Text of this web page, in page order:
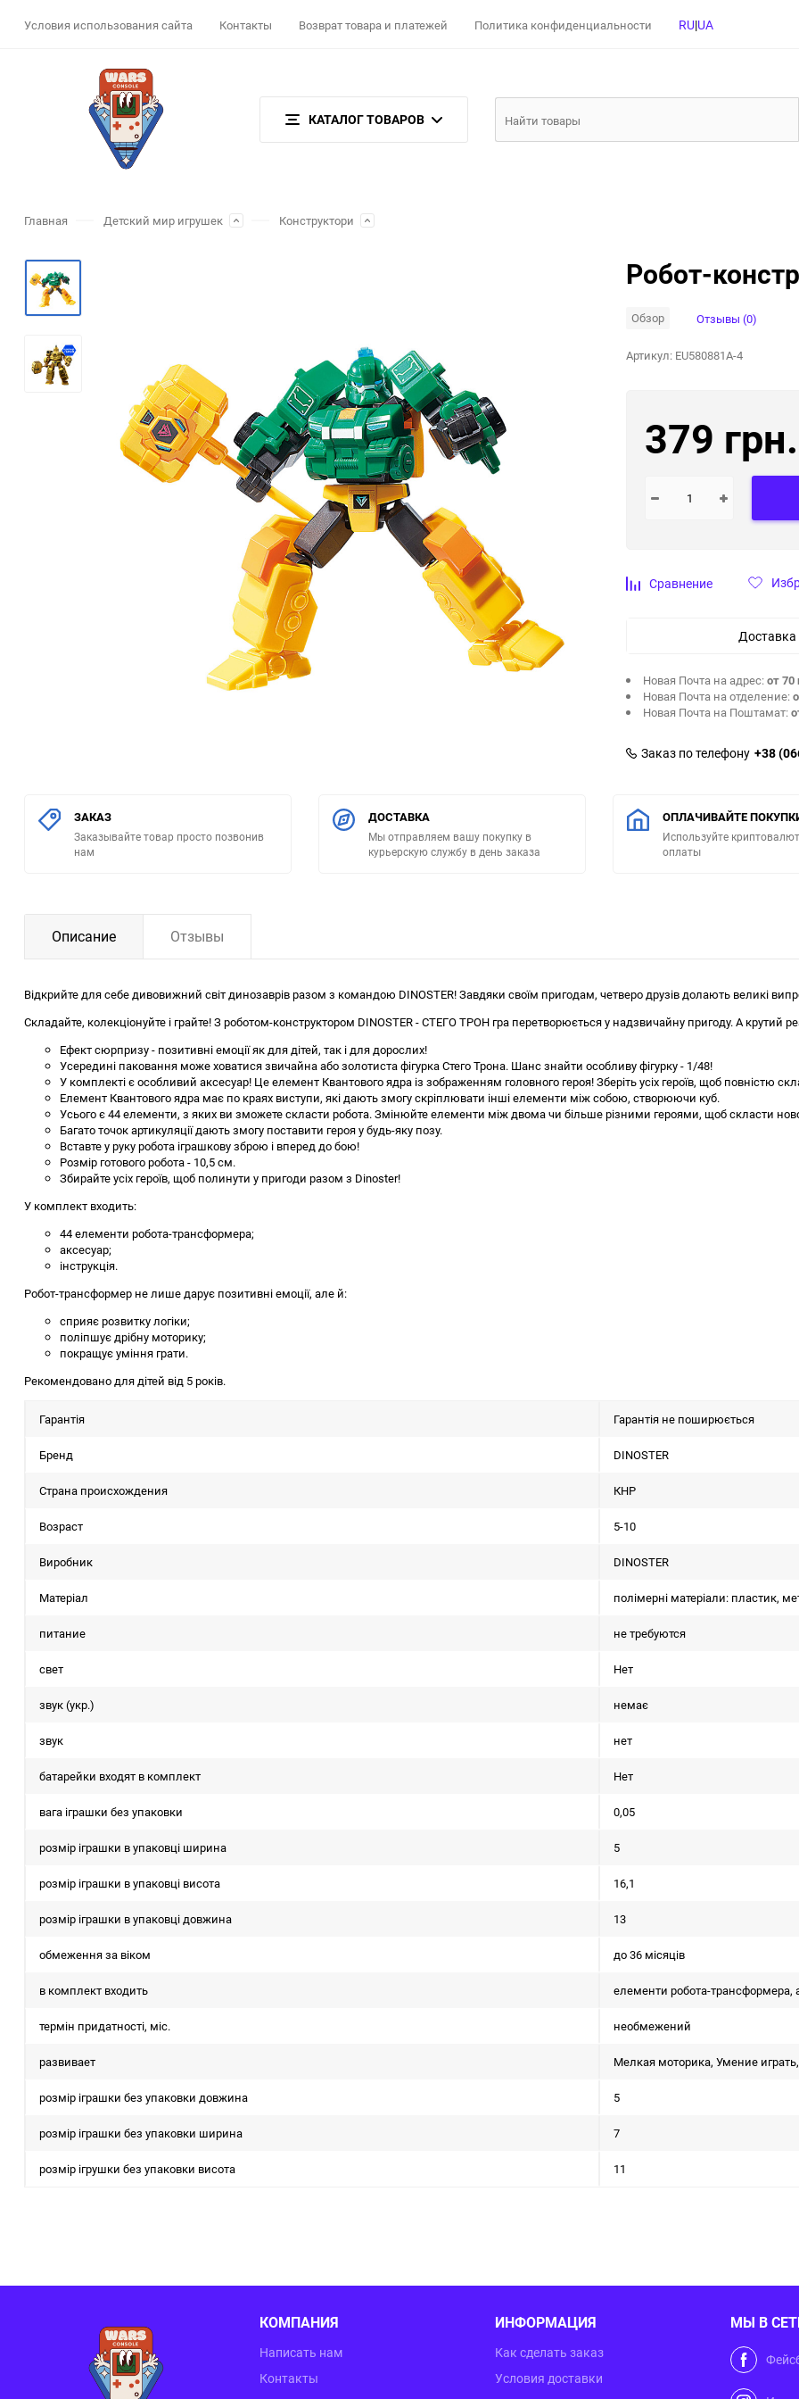
Условия использования сайта Контакты Возврат товара и платежей Политика конфиденциальности RU|UA
КАТАЛОГ ТОВАРОВ
Главная Детский мир игрушек Конструктори
Робот-
Обзор Отзывы (0)
Артикул: EU580881A-4
379 грн.
Сравнение
Доставка
Новая Почта на адрес:от 70
Новая Почта на отделение:
Новая Почта на Поштамат:
Заказ по телефону +38
ЗАКАЗ
Заказывайте товар просто позвонив
нам
ДОСТАВКА
Мы отправляем вашу покупку в
курьерскую службу в день заказа
ОПЛАЧИВАЙТЕ
Используйте
оплаты
Описание Отзывы
Відкрийте для себе дивовижний світ динозаврів разом з командою DINOSTER! Завдяки своїм пригодам, четверо друзів долають великі
Складайте, колекціонуйте і грайте! З роботом-конструктором DINOSTER - СТЕГО ТРОН гра перетворюється у надзвичайну пригоду. А крутий
Ефект сюрпризу - позитивні емоції як для дітей, так і для дорослих!
Усередині паковання може ховатися звичайна або золотиста фігурка Стего Трона. Шанс знайти особливу фігурку - 1/48!
У комплекті є особливий аксесуар! Це елемент Квантового ядра із зображенням головного героя! Зберіть усіх героїв, щоб повністю
Елемент Квантового ядра має по краях виступи, які дають змогу скріплювати інші елементи між собою, створюючи куб.
Усього є 44 елементи, з яких ви зможете скласти робота. Змінюйте елементи між двома чи більше різними героями, щоб скласти
Багато точок артикуляції дають змогу поставити героя у будь-яку позу.
Вставте у руку робота іграшкову зброю і вперед до бою!
Розмір готового робота - 10,5 см.
Збирайте усіх героїв, щоб полинути у пригоди разом з Dinoster!
У комплект входить:
44 елементи робота-трансформера;
аксесуар;
інструкція.
Робот-трансформер не лише дарує позитивні емоції, але й:
сприяє розвитку логіки;
поліпшує дрібну моторику;
покращує уміння грати.
Рекомендовано для дітей від 5 років.
Гарантія Гарантія не поширюється
Бренд DINOSTER
Страна происхождения КНР
Возраст 5-10
Виробник DINOSTER
Матеріал полімерні матеріали: пластик,
питание не требуются
свет Нет
звук (укр.) немає
звук нет
батарейки входят в комплект Нет
вага іграшки без упаковки 0,05
розмір іграшки в упаковці ширина 5
розмір іграшки в упаковці висота 16,1
розмір іграшки в упаковці довжина 13
обмеження за віком до 36 місяців
в комплект входить елементи робота-трансформера,
термін придатності, міс. необмежений
развивает Мелкая моторика, Умение
розмір іграшки без упаковки довжина 5
розмір іграшки без упаковки ширина 7
розмір ігрушки без упаковки висота 11
КОМПАНИЯ
Написать нам
Контакты
ИНФОРМАЦИЯ
Как сделать заказ
Условия доставки
МЫ В